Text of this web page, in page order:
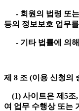
- 회원의 법령 또는
등의 정보보호 업무
- 기타 법률에 의해
제 8 조 (이용 신청의
(1) 사이트은 제5조
여 업무 수행상 또는